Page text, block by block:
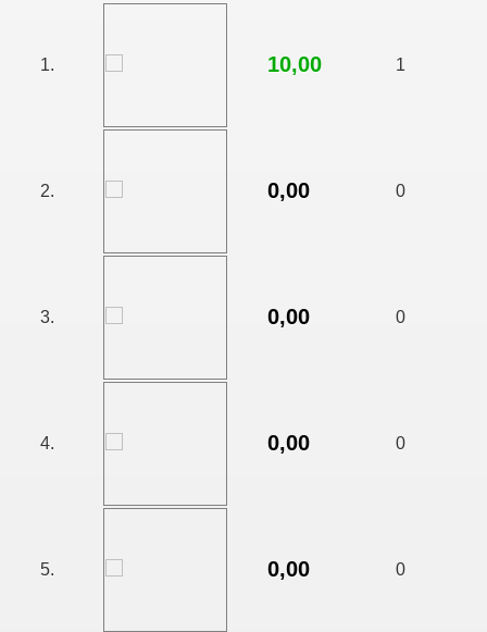
1. 10,00 1
2. 0,00 0
3. 0,00 0
4. 0,00 0
5. 0,00 0